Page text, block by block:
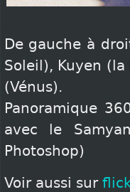
De gauche à
Soleil), Kuyen
(Vénus).
Panoramique
avec le
Photoshop)
Voir aussi sur